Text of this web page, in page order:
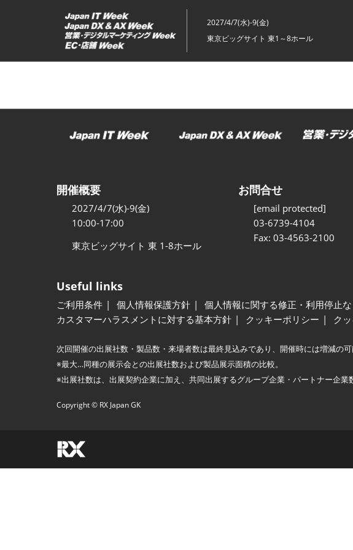
ッ
2027/4/7(水)-9(金)
東京ビッグサイト 東1～8ホール
開催概要
2027/4/7(水)-9(金)
10:00-17:00
東京ビッグサイト 東 1-8ホール
お問合せ
[email protected]
03-6739-4104
Fax: 03-4563-2100
Useful links
ご利用条件 個人情報保護方針 個人情報に関する修正・利用停止
カスタマーハラスメントに対する基本方針
クッキーポリシー ク
次回開催の出展社数・製品数・来場者数は最終見込みであり、開催時には増減の可
※最大…同種の展示会との出展社数および製品展示面積の比較。
※出展社数は、出展契約企業に加え、共同出展するグループ企業・パートナー企業
Copyright © RX Japan GK